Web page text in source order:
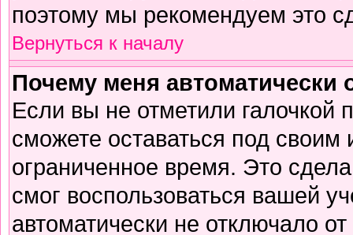
поэтому мы рекомендуем это
Вернуться к началу
Почему меня автоматически
Если вы не отметили галочкой
сможете оставаться под
ограниченное время. Это
смог воспользоваться вашей
автоматически не отключало